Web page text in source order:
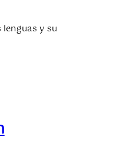
y su